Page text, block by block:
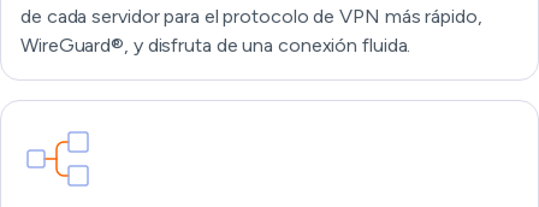
de cada servidor para el protocolo de VPN más rápido,
WireGuard®, y disfruta de una conexión fluida.